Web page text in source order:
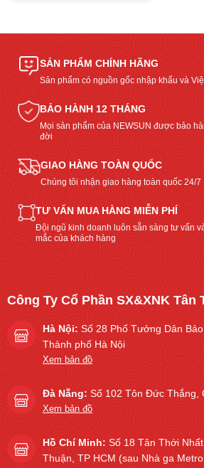
SẢN PHẨM CHÍNH HÃNG
Sản phẩm có nguồn gốc nhập khẩu và
BẢO HÀNH 12 THÁNG
Mọi sản phẩm của NEWSUN được bảo
đời
GIAO HÀNG TOÀN QUỐC
Chúng tôi nhận giao hàng toàn quốc 24/7
TƯ VẤN MUA HÀNG MIỄN PHÍ
Đội ngũ kinh doanh luôn sẵn sàng tư vấn
mắc của khách hàng
Công Ty Cổ Phần SX&XNK Tân
Hà Nội: Số 28 Phố Tưởng Dân
Thành phố Hà Nội
Xem bản đồ
Đà Nẵng: Số 102 Tôn Đức Thắng,
Xem bản đồ
Hồ Chí Minh: Số 18 Tân Thới
Thuận, TP HCM (sau Nhà ga